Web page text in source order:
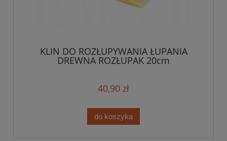
KLIN DO ROZŁUPYWANIA ŁUPANIA
DREWNA ROZŁUPAK 20cm
40,90 zł
do koszyka